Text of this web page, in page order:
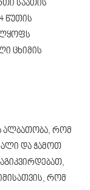
საათის
წუთის
ცხიმის
ალბათობა, რომ
და ჭამოთ
რომ